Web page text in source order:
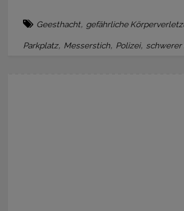
Geesthacht, gefährliche
Parkplatz, Messerstich, Polizei, schwerer